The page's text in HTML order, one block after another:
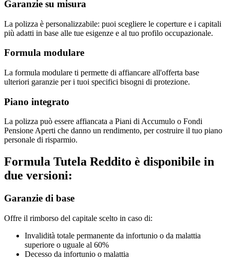
Garanzie su misura
La polizza è personalizzabile: puoi scegliere le coperture e i capitali
più adatti in base alle tue esigenze e al tuo profilo occupazionale.
Formula modulare
La formula modulare ti permette di affiancare all'offerta base
ulteriori garanzie per i tuoi specifici bisogni di protezione.
Piano integrato
La polizza può essere affiancata a Piani di Accumulo o Fondi
Pensione Aperti che danno un rendimento, per costruire il tuo piano
personale di risparmio.
Formula Tutela Reddito è disponibile in
due versioni:
Garanzie di base
Offre il rimborso del capitale scelto in caso di:
Invalidità totale permanente da infortunio o da malattia
superiore o uguale al 60%
Decesso da infortunio o malattia